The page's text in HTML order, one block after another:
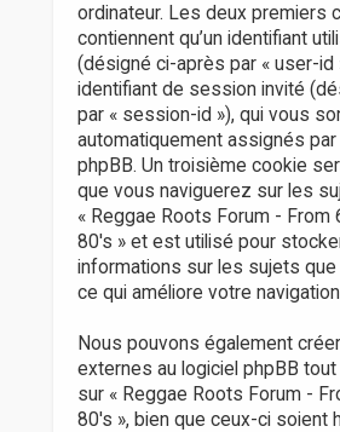
ordinateur. Les deux premiers
contiennent qu’un identifiant
(désigné ci-après par « user-id
identifiant de session invité
par « session-id »), qui vous
automatiquement assignés par
phpBB. Un troisième cookie
que vous naviguerez sur les
« Reggae Roots Forum - From
80's » et est utilisé pour
informations sur les sujets
ce qui améliore votre
Nous pouvons également
externes au logiciel phpBB tout
sur « Reggae Roots Forum -
80's », bien que ceux-ci soient